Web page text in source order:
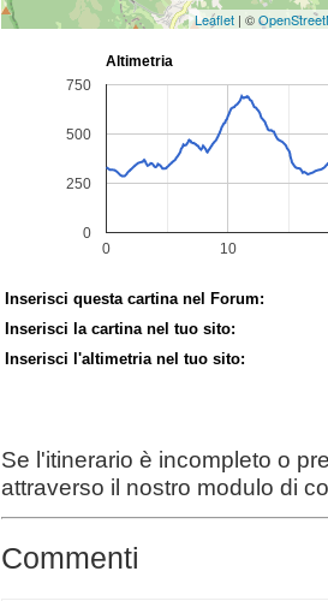
Leaflet | ©
Inserisci questa cartina nel Forum:
Inserisci la cartina nel tuo sito:
Inserisci l'altimetria nel tuo sito:
Se l'itinerario è incompleto o
attraverso il nostro modulo di
Commenti